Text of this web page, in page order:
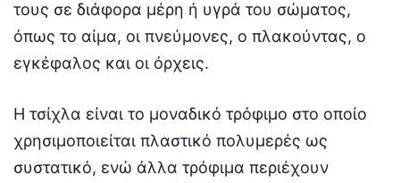
τους σε διάφορα μέρη ή υγρά του σώματος,
όπως το αίμα, οι πνεύμονες, ο πλακούντας, ο
εγκέφαλος και οι όρχεις.
Η τσίχλα είναι το μοναδικό τρόφιμο στο οποίο
χρησιμοποιείται πλαστικό πολυμερές ως
συστατικό, ενώ άλλα τρόφιμα περιέχουν